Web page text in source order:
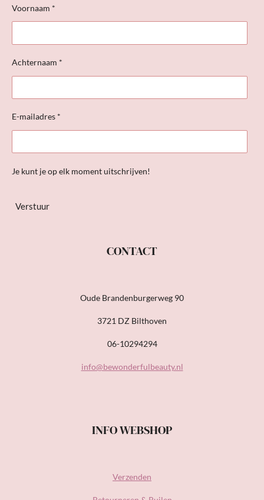
Voornaam *
Achternaam *
E-mailadres *
Je kunt je op elk moment uitschrijven!
Verstuur
CONTACT
Oude Brandenburgerweg 90
3721 DZ Bilthoven
06-10294294
info@bewonderfulbeauty.nl
INFO WEBSHOP
Verzenden